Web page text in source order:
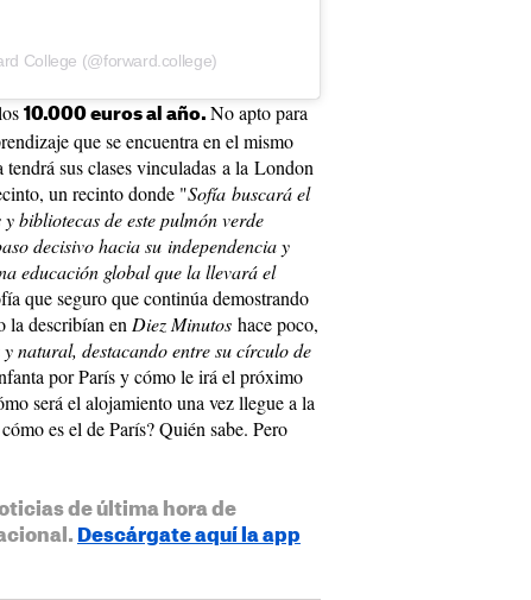
College (@forward.college)
10.000 euros al año. No apto para
que se encuentra en el mismo
sus clases vinculadas a la London
un recinto donde "Sofía buscará el
bibliotecas de este pulmón verde
decisivo hacia su independencia y
educación global que la llevará el
que seguro que continúa demostrando
la describían enDiez Minutos hace poco,
natural, destacando entre su círculo de
por París y cómo le irá el próximo
será el alojamiento una vez llegue a la
es el de París? Quién sabe. Pero
de última hora de
Descárgate aquí la app